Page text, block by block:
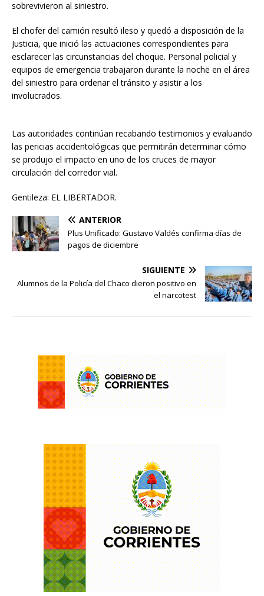
sobrevivieron al siniestro.
El chofer del camión resultó ileso y quedó a disposición de la
Justicia, que inició las actuaciones correspondientes para
esclarecer las circunstancias del choque. Personal policial y
equipos de emergencia trabajaron durante la noche en el área
del siniestro para ordenar el tránsito y asistir a los
involucrados.
Las autoridades continúan recabando testimonios y evaluando
las pericias accidentológicas que permitirán determinar cómo
se produjo el impacto en uno de los cruces de mayor
circulación del corredor vial.
Gentileza: EL LIBERTADOR.
ANTERIOR
Plus Unificado: Gustavo Valdés confirma días de
pagos de diciembre
SIGUIENTE
Alumnos de la Policía del Chaco dieron positivo en
el narcotest